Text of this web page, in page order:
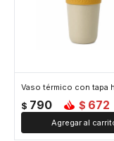
$ 790 $ 672